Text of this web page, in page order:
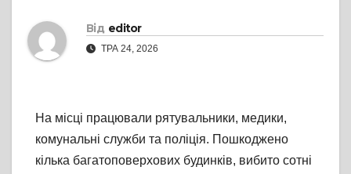
Від editor
ТРА 24, 2026
На місці працювали рятувальники, медики,
комунальні служби та поліція. Пошкоджено
кілька багатоповерхових будинків, вибито сотні